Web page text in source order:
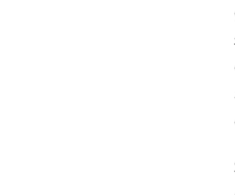
Construir un
negocio para
El estado de